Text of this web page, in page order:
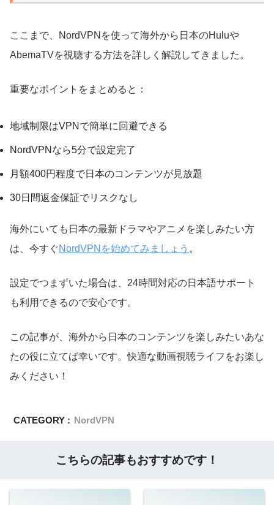
ここまで、NordVPNを使って海外から日本のHuluや
AbemaTVを視聴する方法を詳しく解説してきました。
重要なポイントをまとめると：
地域制限はVPNで簡単に回避できる
NordVPNなら5分で設定完了
月額400円程度で日本のコンテンツが見放題
30日間返金保証でリスクなし
海外にいても日本の最新ドラマやアニメを楽しみたい方
は、今すぐNordVPNを始めてみましょう 。
設定でつまずいた場合は、24時間対応の日本語サポート
も利用できるので安心です。
この記事が、海外から日本のコンテンツを楽しみたいあな
たの役に立てば幸いです。快適な動画視聴ライフをお楽し
みください！
CATEGORY : NordVPN
こちらの記事もおすすめです！